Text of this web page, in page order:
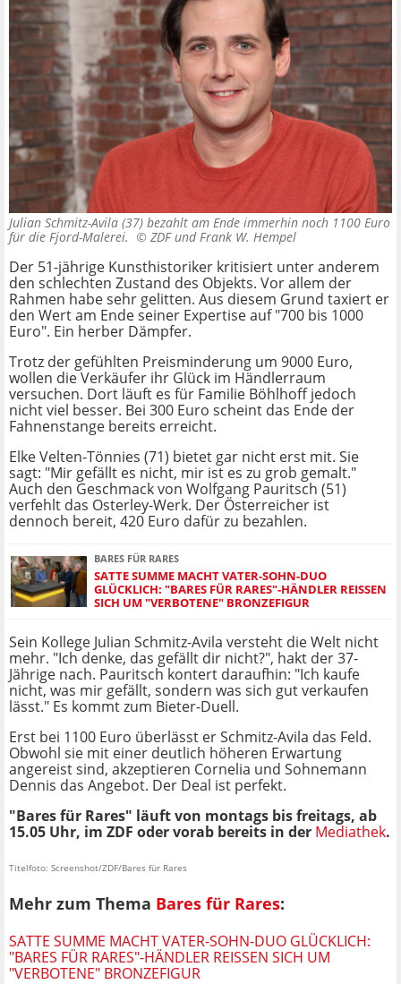
Julian Schmitz-Avila (37) bezahlt am Ende immerhin noch 1100 Euro
für die Fjord-Malerei. © ZDF und Frank W. Hempel
Der 51-jährige Kunsthistoriker kritisiert unter anderem
den schlechten Zustand des Objekts. Vor allem der
Rahmen habe sehr gelitten. Aus diesem Grund taxiert er
den Wert am Ende seiner Expertise auf "700 bis 1000
Euro". Ein herber Dämpfer.
Trotz der gefühlten Preisminderung um 9000 Euro,
wollen die Verkäufer ihr Glück im Händlerraum
versuchen. Dort läuft es für Familie Böhlhoff jedoch
nicht viel besser. Bei 300 Euro scheint das Ende der
Fahnenstange bereits erreicht.
Elke Velten-Tönnies (71) bietet gar nicht erst mit. Sie
sagt: "Mir gefällt es nicht, mir ist es zu grob gemalt."
Auch den Geschmack von Wolfgang Pauritsch (51)
verfehlt das Osterley-Werk. Der Österreicher ist
dennoch bereit, 420 Euro dafür zu bezahlen.
BARES FÜR RARES
SATTE SUMME MACHT VATER-SOHN-DUO
GLÜCKLICH: "BARES FÜR RARES"-HÄNDLER REISSEN S
ICH UM "VERBOTENE" BRONZEFIGUR
Sein Kollege Julian Schmitz-Avila versteht die Welt nicht
mehr. "Ich denke, das gefällt dir nicht?", hakt der 37-
Jährige nach. Pauritsch kontert daraufhin: "Ich kaufe
nicht, was mir gefällt, sondern was sich gut verkaufen
lässt." Es kommt zum Bieter-Duell.
Erst bei 1100 Euro überlässt er Schmitz-Avila das Feld.
Obwohl sie mit einer deutlich höheren Erwartung
angereist sind, akzeptieren Cornelia und Sohnemann
Dennis das Angebot. Der Deal ist perfekt.
"Bares für Rares" läuft von montags bis freitags, ab
15.05 Uhr, im ZDF oder vorab bereits in der Mediathek.
Titelfoto: Screenshot/ZDF/Bares für Rares
Mehr zum Thema Bares für Rares:
SATTE SUMME MACHT VATER-SOHN-DUO GLÜCKLICH:
"BARES FÜR RARES"-HÄNDLER REISSEN SICH UM "
VERBOTENE" BRONZEFIGUR